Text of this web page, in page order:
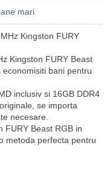
mari
Kingston FURY
Kingston FURY Beast
bani pentru
inclusiv si 16GB DDR4
se importa
necesare.
FURY Beast RGB in
metoda perfecta pentru